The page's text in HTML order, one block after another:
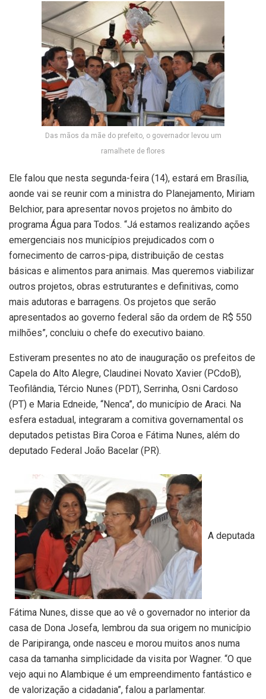
Das mãos da mãe do prefeito, o governador levou um
ramalhete de flores
Ele falou que nesta segunda-feira (14), estará em Brasília,
aonde vai se reunir com a ministra do Planejamento, Miriam
Belchior, para apresentar novos projetos no âmbito do
programa Água para Todos. “Já estamos realizando ações
emergenciais nos municípios prejudicados com o
fornecimento de carros-pipa, distribuição de cestas
básicas e alimentos para animais. Mas queremos viabilizar
outros projetos, obras estruturantes e definitivas, como
mais adutoras e barragens. Os projetos que serão
apresentados ao governo federal são da ordem de R$ 550
milhões”, concluiu o chefe do executivo baiano.
Estiveram presentes no ato de inauguração os prefeitos de
Capela do Alto Alegre, Claudinei Novato Xavier (PCdoB),
Teofilândia, Tércio Nunes (PDT), Serrinha, Osni Cardoso
(PT) e Maria Edneide, “Nenca”, do município de Araci. Na
esfera estadual, integraram a comitiva governamental os
deputados petistas Bira Coroa e Fátima Nunes, além do
deputado Federal João Bacelar (PR).
A deputada
Fátima Nunes, disse que ao vê o governador no interior da
casa de Dona Josefa, lembrou da sua origem no município
de Paripiranga, onde nasceu e morou muitos anos numa
casa da tamanha simplicidade da visita por Wagner. “O que
vejo aqui no Alambique é um empreendimento fantástico e
de valorização a cidadania”, falou a parlamentar.